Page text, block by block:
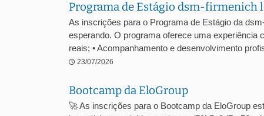
Programa de Estágio dsm-firmenich
As inscrições para o Programa de Estágio da
esperando. O programa oferece uma experiência
reais; • Acompanhamento e desenvolvimento
23/07/2026
Bootcamp da EloGroup
🚀 As inscrições para o Bootcamp da EloGroup